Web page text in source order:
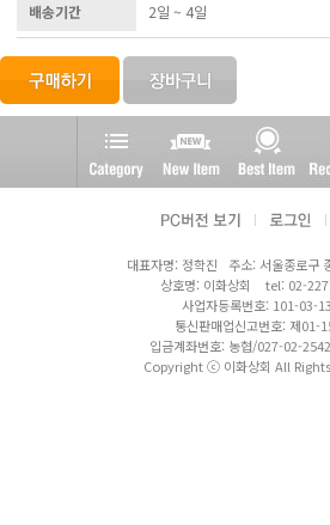
배송기간
2일 ~ 4일
대표자명: 정학진 주소: 서울종로구
상호명: 이화상회 tel: 02-
사업자등록번호: 101-03-
통신판매업신고번호: 제01-
입금계좌번호: 농협/027-02-
Copyright ⓒ 이화상회 All